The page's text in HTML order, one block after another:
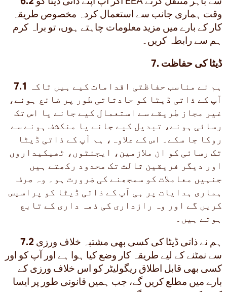
وقت ہماری جانب سے استعمال کردہ مخصوص طریقہ
کار کے بارے میں مزید معلومات چاہتے ہوں، تو براہ کرم
ہم سے رابطہ کریں۔
7. ڈیٹا کی حفاظت
7.1
آپ کے ذاتی ڈیٹا کو حادثاتی طور پر ضائع ہونے،
غیر مجاز طریقے سے استعمال کیے جانے یا اس تک
رسائی ہونے، تبدیل کیے جانے یا منکشف ہونے سے
روکا جا سکے۔ اس کے علاوہ، ہم آپ کے ذاتی ڈیٹا
تک رسائی کو ان ملازمین، ایجنٹوں، ٹھیکیداروں
اور دیگر فریقین ثالث تک محدود رکھتے ہیں
جنہیں معاملات کو سمجھنے کی ضرورت ہو۔ وہ صرف
ہماری ہدایات پر ہی آپ کے ذاتی ڈیٹا کو پراسیس
کریں گے اور وہ رازداری کی ذمہ داری کے تابع
ہوتے ہیں۔
7.2
سے نمٹنے کے لیے طریقہ کار وضع کیا ہوا ہے اور آپ کو اور
کسی بھی قابل اطلاق ریگولیٹر کو اس خلاف ورزی کے
بارے میں مطلع کریں گے، جب ہمیں قانونی طور پر ایسا